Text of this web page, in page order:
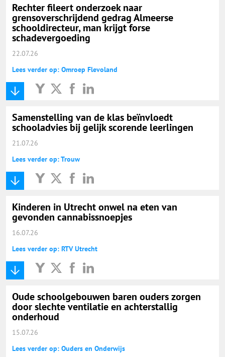
Rechter fileert onderzoek naar
grensoverschrijdend gedrag Almeerse
schooldirecteur, man krijgt forse
schadevergoeding
22.07.26
Lees verder op: Omroep Flevoland
Samenstelling van de klas beïnvloedt
schooladvies bij gelijk scorende leerlingen
21.07.26
Lees verder op: Trouw
Kinderen in Utrecht onwel na eten van
gevonden cannabissnoepjes
16.07.26
Lees verder op: RTV Utrecht
Oude schoolgebouwen baren ouders zorgen
door slechte ventilatie en achterstallig
onderhoud
15.07.26
Lees verder op: Ouders en Onderwijs